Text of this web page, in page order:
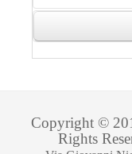
Ai
Copyright ©
Rights